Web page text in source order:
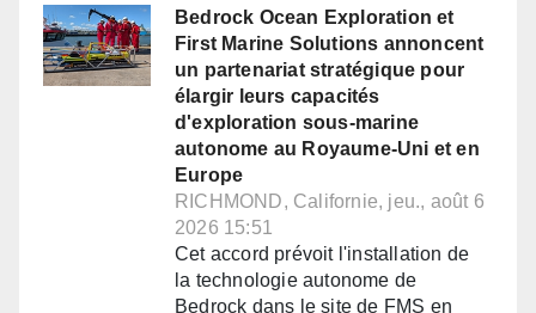
Bedrock Ocean Exploration et
First Marine Solutions annoncent
un partenariat stratégique pour
élargir leurs capacités
d'exploration sous-marine
autonome au Royaume-Uni et en
Europe
RICHMOND, Californie, jeu., août 6
2026 15:51
Cet accord prévoit l'installation de
la technologie autonome de
Bedrock dans le site de FMS en